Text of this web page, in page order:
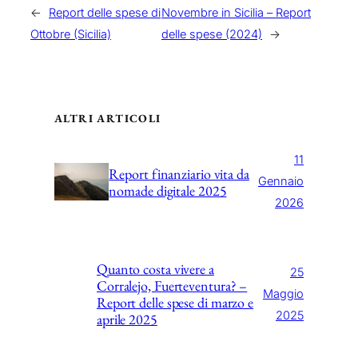
←
Report delle spese di
Ottobre (Sicilia)
Novembre in Sicilia – Report
delle spese (2024)
→
ALTRI ARTICOLI
Report finanziario vita da
nomade digitale 2025
11
Gennaio
2026
Quanto costa vivere a
Corralejo, Fuerteventura? –
Report delle spese di marzo e
aprile 2025
25
Maggio
2025